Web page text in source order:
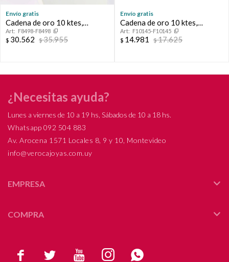
Envío gratis
Cadena de oro 10 ktes,
FORCET.
F8498-F8498
$ 30.562 $35.955
Envío gratis
Cadena de oro 10 ktes,
FORCET.
F10145-F10145
$ 14.981 $17.625
    
¿Necesitas ayuda?
Lunes a viernes de 10 a 19 hs, Sábados de 10 a 18 hs.
Whatsapp 092 504 883
Av. Arocena 1571 Locales 8, 9 y 10, Montevideo
info@verocajoyas.com.uy
EMPRESA
COMPRA